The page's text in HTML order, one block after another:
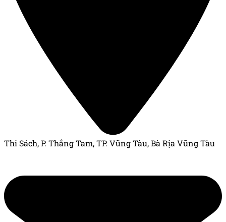
Thi Sách, P. Thắng Tam, TP. Vũng Tàu, Bà Rịa Vũng Tàu